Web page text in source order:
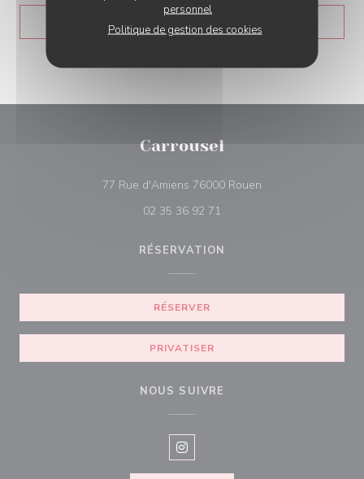
personnel
Politique de gestion des cookies
Carrousel
77 Rue d'Amiens 76000 Rouen
02 35 36 92 71
RÉSERVATION
RÉSERVER
PRIVATISER
NOUS SUIVRE
Instagram ((ouvre une nouvelle